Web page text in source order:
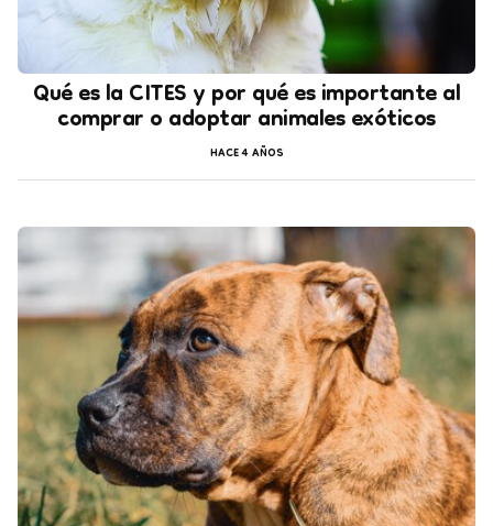
Qué es la CITES y por qué es importante al
comprar o adoptar animales exóticos
HACE 4 AÑOS